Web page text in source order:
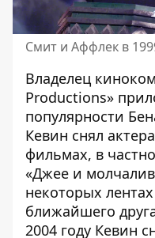
Смит и Аффлек в
Владелец
Productions»
популярности
Кевин снял
фильмах, в
«Джее и
некоторых
ближайшего
2004 году Кевин